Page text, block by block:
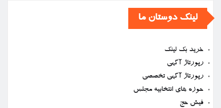
لینک دوستان ما
خرید بک لینک
رپورتاژ آگهی
رپورتاژ آگهی تخصصی
حوزه های انتخابیه مجلس
فیش حج